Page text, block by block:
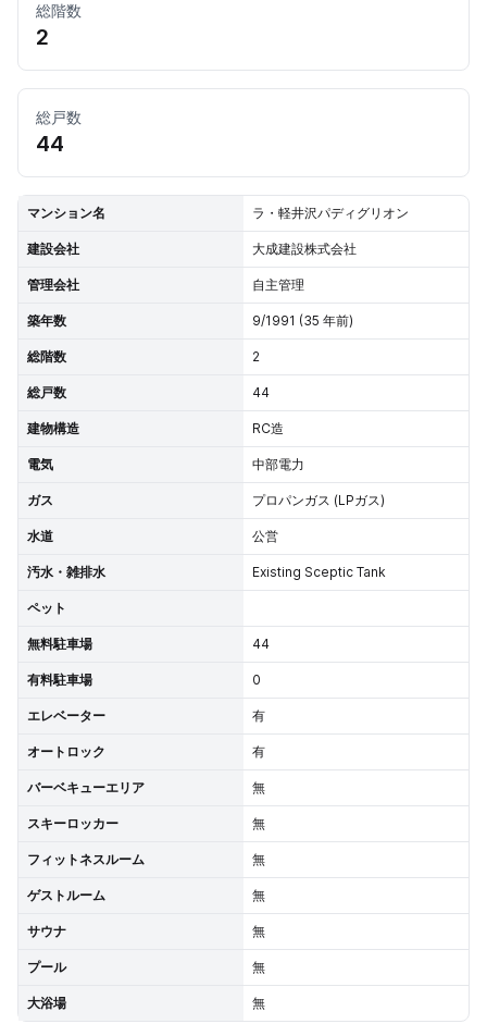
総階数
2
総戸数
44
マンション名 ラ・軽井沢パディグリオン
建設会社 大成建設株式会社
管理会社 自主管理
築年数 9/1991 (35 年前)
総階数 2
総戸数 44
建物構造 RC造
電気 中部電力
ガス プロパンガス (LPガス)
水道 公営
汚水・雑排水 Existing Sceptic Tank
ペット
無料駐車場 44
有料駐車場 0
エレベーター 有
オートロック 有
バーベキューエリア 無
スキーロッカー 無
フィットネスルーム 無
ゲストルーム 無
サウナ 無
プール 無
大浴場 無